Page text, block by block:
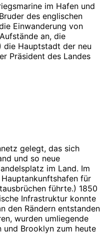
im Hafen und
des englischen
Einwanderung von
an, die
die Hauptstadt der neu
Präsident des Landes
gelegt, das sich
und so neue
im Land. Im
für
führte.) 1850
Infrastruktur konnte
den Rändern entstanden
wurden umliegende
und Brooklyn zum heute